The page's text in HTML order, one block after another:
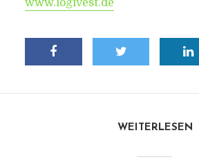
www.logivest.de
WEITERLESEN